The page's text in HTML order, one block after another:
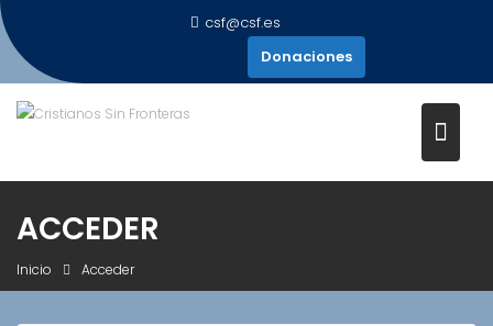
Saltar
al
contenido
csf@csf.es
Donaciones
ACCEDER
Inicio Acceder